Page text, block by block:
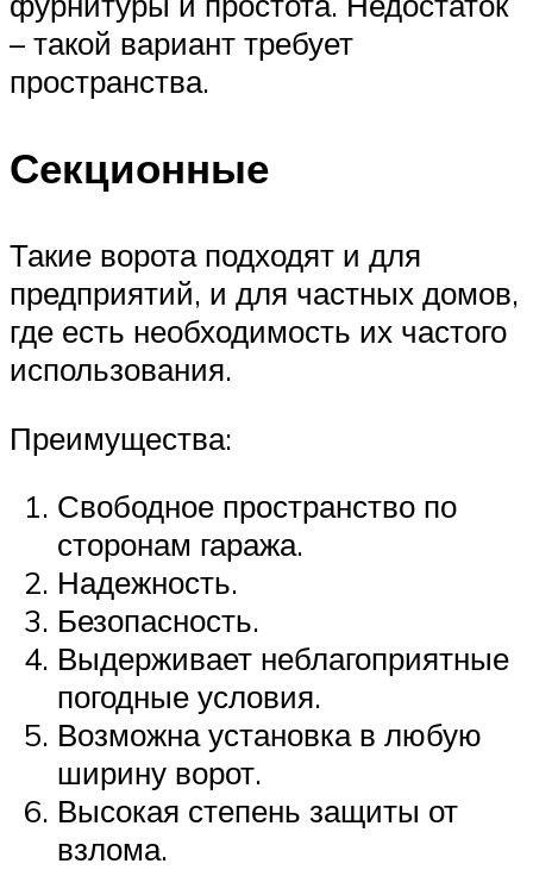
– такой вариант требует
пространства.
Секционные
Такие ворота подходят и для
предприятий, и для частных домов,
где есть необходимость их частого
использования.
Преимущества:
Свободное пространство по
сторонам гаража.
Надежность.
Безопасность.
Выдерживает неблагоприятные
погодные условия.
Возможна установка в любую
ширину ворот.
Высокая степень защиты от
взлома.